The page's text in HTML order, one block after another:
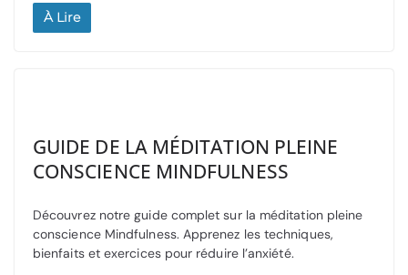
À Lire
GUIDE DE LA MÉDITATION PLEINE
CONSCIENCE MINDFULNESS
Découvrez notre guide complet sur la méditation pleine
conscience Mindfulness. Apprenez les techniques,
bienfaits et exercices pour réduire l’anxiété.